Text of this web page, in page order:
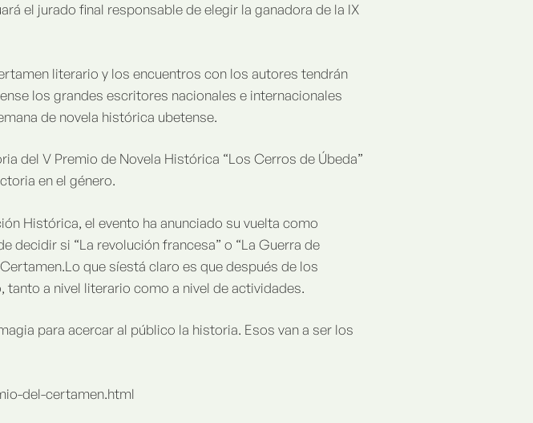
el jurado final responsable de elegir la ganadora de la IX
literario y los encuentros con los autores tendrán
los grandes escritores nacionales e internacionales
de novela histórica ubetense.
del V Premio de Novela Histórica “Los Cerros de Úbeda”
en el género.
Histórica, el evento ha anunciado su vuelta como
decidir si “La revolución francesa” o “La Guerra de
que síestá claro es que después de los
tanto a nivel literario como a nivel de actividades.
para acercar al público la historia. Esos van a ser los
del-certamen.html